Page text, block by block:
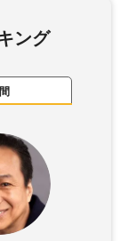
ング